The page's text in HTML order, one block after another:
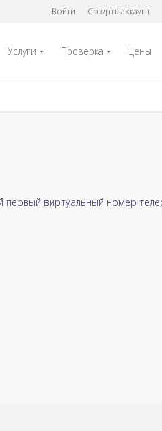
Войти Создать аккаунт
Услуги Проверка Цены
первый виртуальный номер